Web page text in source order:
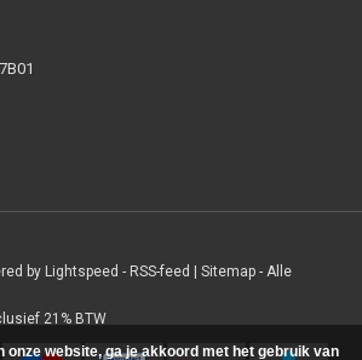
by Lightspeed - RSS-feed Sitemap - Alle
21% BTW
onze website, ga je akkoord met het gebruik van